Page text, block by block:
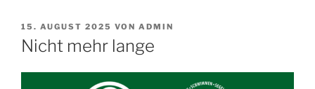
VERÖFFENTLICHT
AM
15. AUGUST 2025 VON ADMIN
Nicht mehr lange